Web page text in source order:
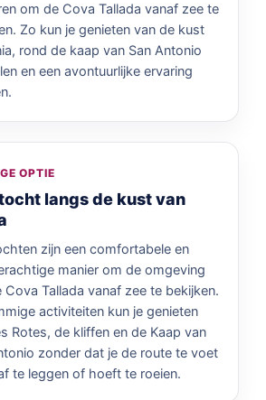
om de Cova Tallada vanaf zee te
Zo kun je genieten van de kust
rond de kaap van San Antonio
en een avontuurlijke ervaring
OPTIE
langs de kust van
zijn een comfortabele en
manier om de omgeving
Cova Tallada vanaf zee te bekijken.
activiteiten kun je genieten
Rotes, de kliffen en de Kaap van
zonder dat je de route te voet
te leggen of hoeft te roeien.